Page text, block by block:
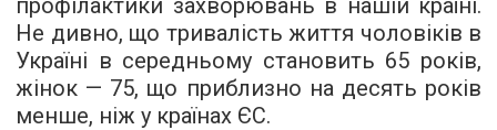
профілактики захворювань в нашій країні.
Не дивно, що тривалість життя чоловіків в
Україні в середньому становить 65 років,
жінок — 75, що приблизно на десять років
менше, ніж у країнах ЄС.